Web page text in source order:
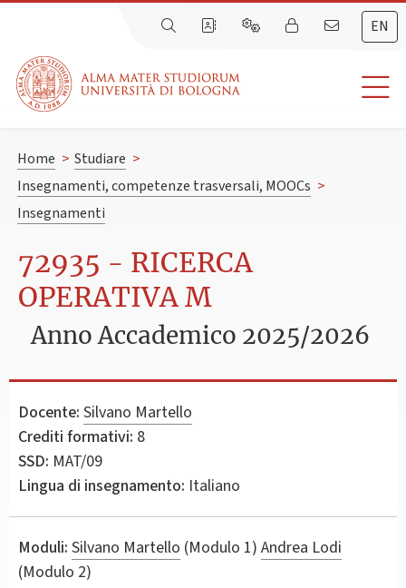
EN
Home > Studiare >
Insegnamenti, competenze trasversali, MOOCs >
Insegnamenti
72935 - RICERCA
OPERATIVA M
Anno Accademico 2025/2026
Docente: Silvano Martello
Crediti formativi: 8
SSD: MAT/09
Lingua di insegnamento: Italiano
Moduli: Silvano Martello (Modulo 1) Andrea Lodi
(Modulo 2)